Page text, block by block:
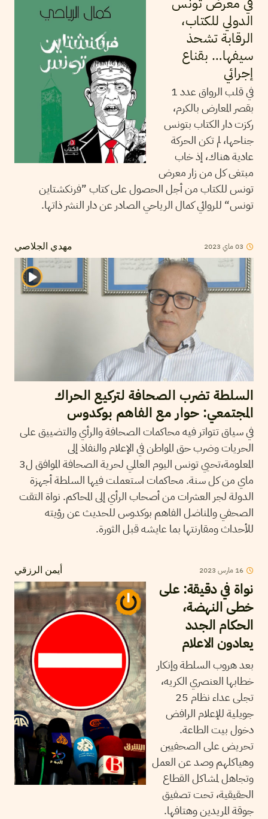
الدولي للكتاب،
الرقابة تشحذ
سيفها… بقناع
إجرائي
في قلب الرواق عدد 1
بقصر المعارض بالكرم،
ركزت دار الكتاب بتونس
جناحها، لم تكن الحركة
عادية هناك، إذ خاب
مبتغى كل من زار معرض
تونس للكتاب من أجل الحصول على كتاب ”فرنكشتاين
تونس“ للروائي كمال الرياحي الصادر عن دار النشر ذاتها.
مهدي الجلاصي 03ماي 2023
السلطة تضرب الصحافة لتركيع الحراك
المجتمعي: حوار مع الفاهم بوكدوس
في سياق تتواتر فيه محاكمات الصحافة والرأي والتضييق على
الحريات وضرب حق المواطن في الإعلام والنفاذ إلى
المعلومة،تحيي تونس اليوم العالمي لحرية الصحافة الموافق ل3
ماي من كل سنة. محاكمات استعملت فيها السلطة أجهزة
الدولة لجر العشرات من أصحاب الرأي إلى المحاكم. نواة التقت
الصحفي والمناضل الفاهم بوكدوس للحديث عن رؤيته
للأحداث ومقارنتها بما عايشه قبل الثورة.
أيمن الرزقي 16 مارس 2023
نواة في دقيقة: على
خطى النهضة،
الحكام الجدد
يعادون الاعلام
بعد هروب السلطة وإنكار
خطابها العنصري الكريه،
تجلى عداء نظام 25
جويلية للإعلام الرافض
دخول بيت الطاعة.
تحريض على الصحفيين
وهياكلهم وصد عن العمل
وتجاهل لمشاكل القطاع
الحقيقية، تحت تصفيق
جوقة المريدين وهتافها.